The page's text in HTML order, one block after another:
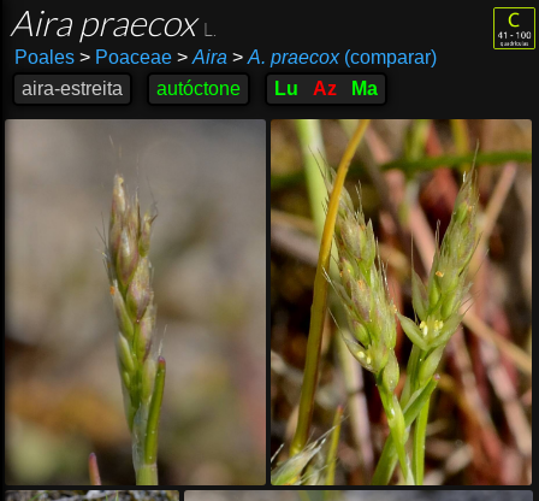
Aira praecox
Poales >Poaceae > Aira > A. praecox(comparar)
aira-estreita
autóctone Lu Az Ma